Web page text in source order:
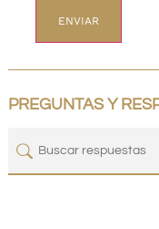
PREGUNTAS Y